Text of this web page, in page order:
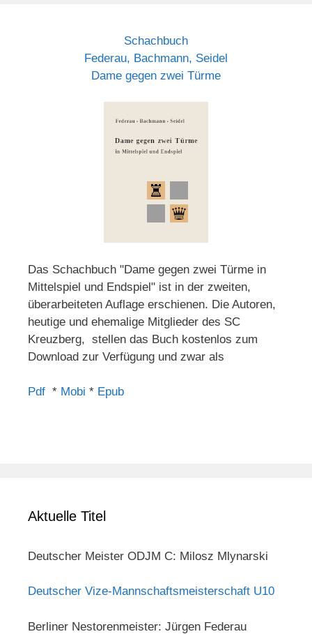
Schachbuch
Federau, Bachmann, Seidel
Dame gegen zwei Türme
Das Schachbuch "Dame gegen zwei Türme in
Mittelspiel und Endspiel" ist in der zweiten,
überarbeiteten Auflage erschienen. Die Autoren,
heutige und ehemalige Mitglieder des SC
Kreuzberg, stellen das Buch kostenlos zum
Download zur Verfügung und zwar als
Pdf * Mobi * Epub
Aktuelle Titel
Deutscher Meister ODJM C: Milosz Mlynarski
Deutscher Vize-Mannschaftsmeisterschaft U10
Berliner Nestorenmeister: Jürgen Federau